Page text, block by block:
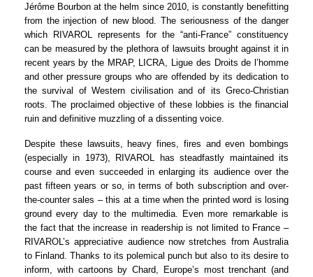
Jérôme Bourbon at the helm since 2010, is constantly benefitting
from the injection of new blood. The seriousness of the danger
which RIVAROL represents for the “anti-France” constituency
can be measured by the plethora of lawsuits brought against it in
recent years by the MRAP, LICRA, Ligue des Droits de l’homme
and other pressure groups who are offended by its dedication to
the survival of Western civilisation and of its Greco-Christian
roots. The proclaimed objective of these lobbies is the financial
ruin and definitive muzzling of a dissenting voice.
Despite these lawsuits, heavy fines, fires and even bombings
(especially in 1973), RIVAROL has steadfastly maintained its
course and even succeeded in enlarging its audience over the
past fifteen years or so, in terms of both subscription and over-
the-counter sales – this at a time when the printed word is losing
ground every day to the multimedia. Even more remarkable is
the fact that the increase in readership is not limited to France –
RIVAROL’s appreciative audience now stretches from Australia
to Finland. Thanks to its polemical punch but also to its desire to
inform, with cartoons by Chard, Europe’s most trenchant (and